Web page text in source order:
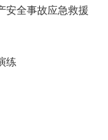
安全事故应急救援
练